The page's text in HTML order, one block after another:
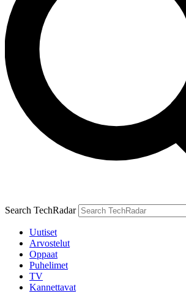
Search TechRadar
Uutiset
Arvostelut
Oppaat
Puhelimet
TV
Kannettavat